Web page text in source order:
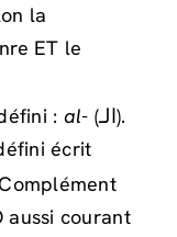
la
ET le
: al- (الـ).
écrit
aussi courant